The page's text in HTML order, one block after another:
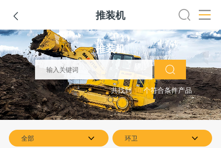
 推装机
机 吊管机 混凝土搅拌设备 路面搅拌设备 干混砂浆设
推装机
共找到10个符合条件产品
全部 环卫